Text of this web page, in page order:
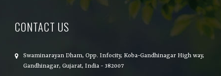
CONTACT US
Swaminarayan Dham, Opp. Infocity, Koba-Gandhinagar High way,
Gandhinagar, Gujarat, India - 382007